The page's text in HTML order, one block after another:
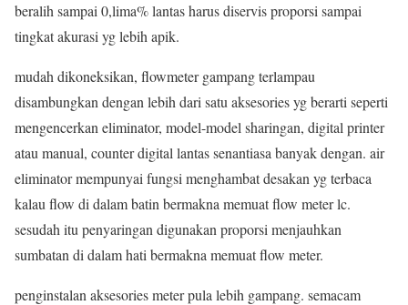
beralih sampai 0,lima% lantas harus diservis proporsi sampai
tingkat akurasi yg lebih apik.
mudah dikoneksikan, flowmeter gampang terlampau
disambungkan dengan lebih dari satu aksesories yg berarti seperti
mengencerkan eliminator, model-model sharingan, digital printer
atau manual, counter digital lantas senantiasa banyak dengan. air
eliminator mempunyai fungsi menghambat desakan yg terbaca
kalau flow di dalam batin bermakna memuat flow meter lc.
sesudah itu penyaringan digunakan proporsi menjauhkan
sumbatan di dalam hati bermakna memuat flow meter.
penginstalan aksesories meter pula lebih gampang. semacam